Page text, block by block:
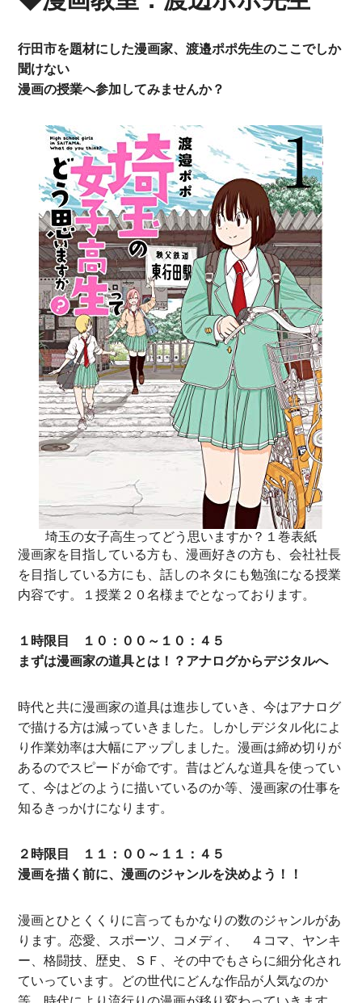
行田市を題材にした漫画家、渡邉ポポ先生のここでしか
聞けない
漫画の授業へ参加してみませんか？
埼玉の女子高生ってどう思いますか？１巻表紙
漫画家を目指している方も、漫画好きの方も、会社社長
を目指している方にも、話しのネタにも勉強になる授業
内容です。１授業２０名様までとなっております。
１時限目 １０：００～１０：４５
まずは漫画家の道具とは！？アナログからデジタルへ
時代と共に漫画家の道具は進歩していき、今はアナログ
で描ける方は減っていきました。しかしデジタル化によ
り作業効率は大幅にアップしました。漫画は締め切りが
あるのでスピードが命です。昔はどんな道具を使ってい
て、今はどのように描いているのか等、漫画家の仕事を
知るきっかけになります。
２時限目 １１：００～１１：４５
漫画を描く前に、漫画のジャンルを決めよう！！
漫画とひとくくりに言ってもかなりの数のジャンルがあ
ります。恋愛、スポーツ、コメディ、 ４コマ、ヤンキ
ー、格闘技、歴史、ＳＦ、その中でもさらに細分化され
ていっています。どの世代にどんな作品が人気なのか